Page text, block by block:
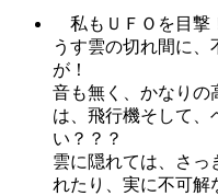
私もＵＦＯを目撃
うす雲の切れ間に
が！
音も無く、かなりの
は、飛行機そして、
い？？？
雲に隠れては、さっ
れたり、実に不可解